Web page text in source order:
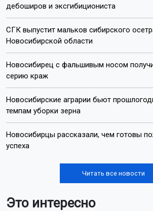
дебоширов и эксгибициониста
СГК выпустит мальков сибирского
Новосибирской области
Новосибирец с фальшивым носом
серию краж
Новосибирские аграрии бьют
темпам уборки зерна
Новосибирцы рассказали, чем готовы
успеха
Читать все новости
Это интересно